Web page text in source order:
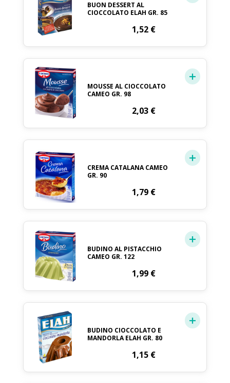
BUON DESSERT AL
CIOCCOLATO ELAH GR. 85
1,52 €
MOUSSE AL CIOCCOLATO
CAMEO GR. 98
2,03 €
CREMA CATALANA CAMEO
GR. 90
1,79 €
BUDINO AL PISTACCHIO
CAMEO GR. 122
1,99 €
BUDINO CIOCCOLATO E
MANDORLA ELAH GR. 80
1,15 €